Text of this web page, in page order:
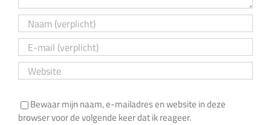
Bewaar mijn naam, e-mailadres en website in deze
browser voor de volgende keer dat ik reageer.